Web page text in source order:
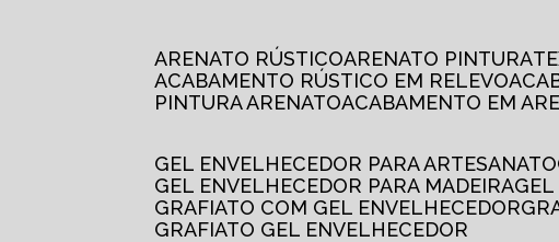
ARENATO RÚSTICO
ARENATO PINTURA
ACABAMENTO RÚSTICO EM RELEVO
PINTURA ARENATO
ACABAMENTO EM
GEL ENVELHECEDOR PARA ARTESANATO
GEL ENVELHECEDOR PARA MADEIRA
GRAFIATO COM GEL ENVELHECEDOR
GRAFIATO GEL ENVELHECEDOR